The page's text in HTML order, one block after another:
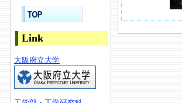
Link
大阪府立大学